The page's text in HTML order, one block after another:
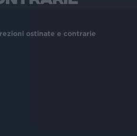
ostinate e contrarie